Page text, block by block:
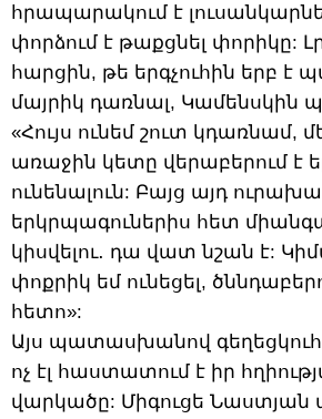
հրապարակում է
փորձում է թաքցնել փորիկը:
հարցին, թե երգչուհին երբ է
մայրիկ դառնալ, Կամենսկին
«Հույս ունեմ շուտ կդառնամ,
առաջին կետը վերաբերում է
ունենալուն: Բայց այդ
երկրպագուներիս հետ
կիսվելու․ դա վատ նշան է:
փոքրիկ եմ ունեցել,
հետո»:
Այս պատասխանով
ոչ էլ հաստատում է իր
վարկածը: Միգուցե